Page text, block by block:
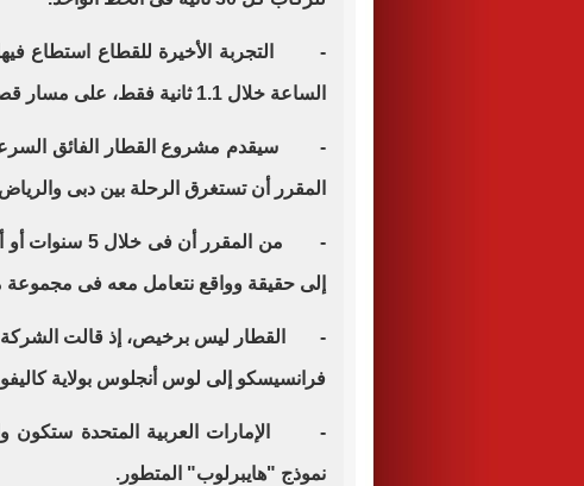
الساعة خلال 1.1 ثانية فقط، على مسار قصير خارج مدينة لاس فيجاس.
- سيقدم مشروع القطار الفائق
المقرر أن تستغرق الرحلة بين دبى والرياض فى
- من المقرر أن
إلى حقيقة وواقع نتعامل معه فى مجموعة
- القطار ليس برخيص، إذ قالت الشركة
فرانسيسكو إلى لوس أنجلوس بولاية كاليفورنيا تبلغ نحو
- الإمارات العربية المتحدة ستكون
نموذج "هايبرلوب" المتطور.